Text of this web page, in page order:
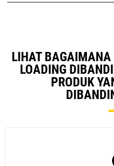
LIHAT BAGAIMANA
LOADING
PRODUK